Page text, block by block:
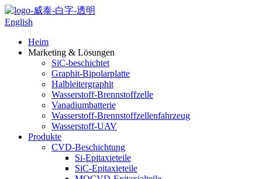
English
Heim
Marketing & Lösungen
SiC-beschichtet
Graphit-Bipolarplatte
Halbleitergraphit
Wasserstoff-Brennstoffzelle
Vanadiumbatterie
Wasserstoff-Brennstoffzellenfahrzeug
Wasserstoff-UAV
Produkte
CVD-Beschichtung
Si-Epitaxieteile
SiC-Epitaxieteile